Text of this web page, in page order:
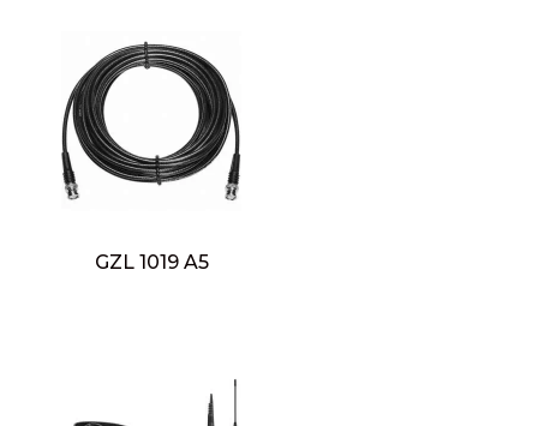
GZL 1019 A5